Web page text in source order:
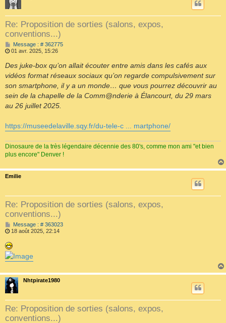
Re: Proposition de sorties (salons, expos,
conventions...)
Message : # 362775M
s
a
g
e
01 avr. 2025, 15:26
Des juke-box qu’on allait écouter entre amis dans les cafés aux
vidéos format réseaux sociaux qu’on regarde compulsivement sur
son smartphone, il y a un monde… que vous pourrez découvrir au
sein de la chapelle de la Comm@nderie à Élancourt, du 29 mars
au 26 juillet 2025.
https://museedelaville.sqy.fr/du-tele-c ... martphone/
Dinosaure de la très légendaire décennie des 80's, comme mon ami "et bien
plus encore" Denver !
Emilie
Re: Proposition de sorties (salons, expos,
conventions...)
Message : # 363023M
18 août 2025, 22:14
Nhtpirate1980
Re: Proposition de sorties (salons, expos,
conventions...)